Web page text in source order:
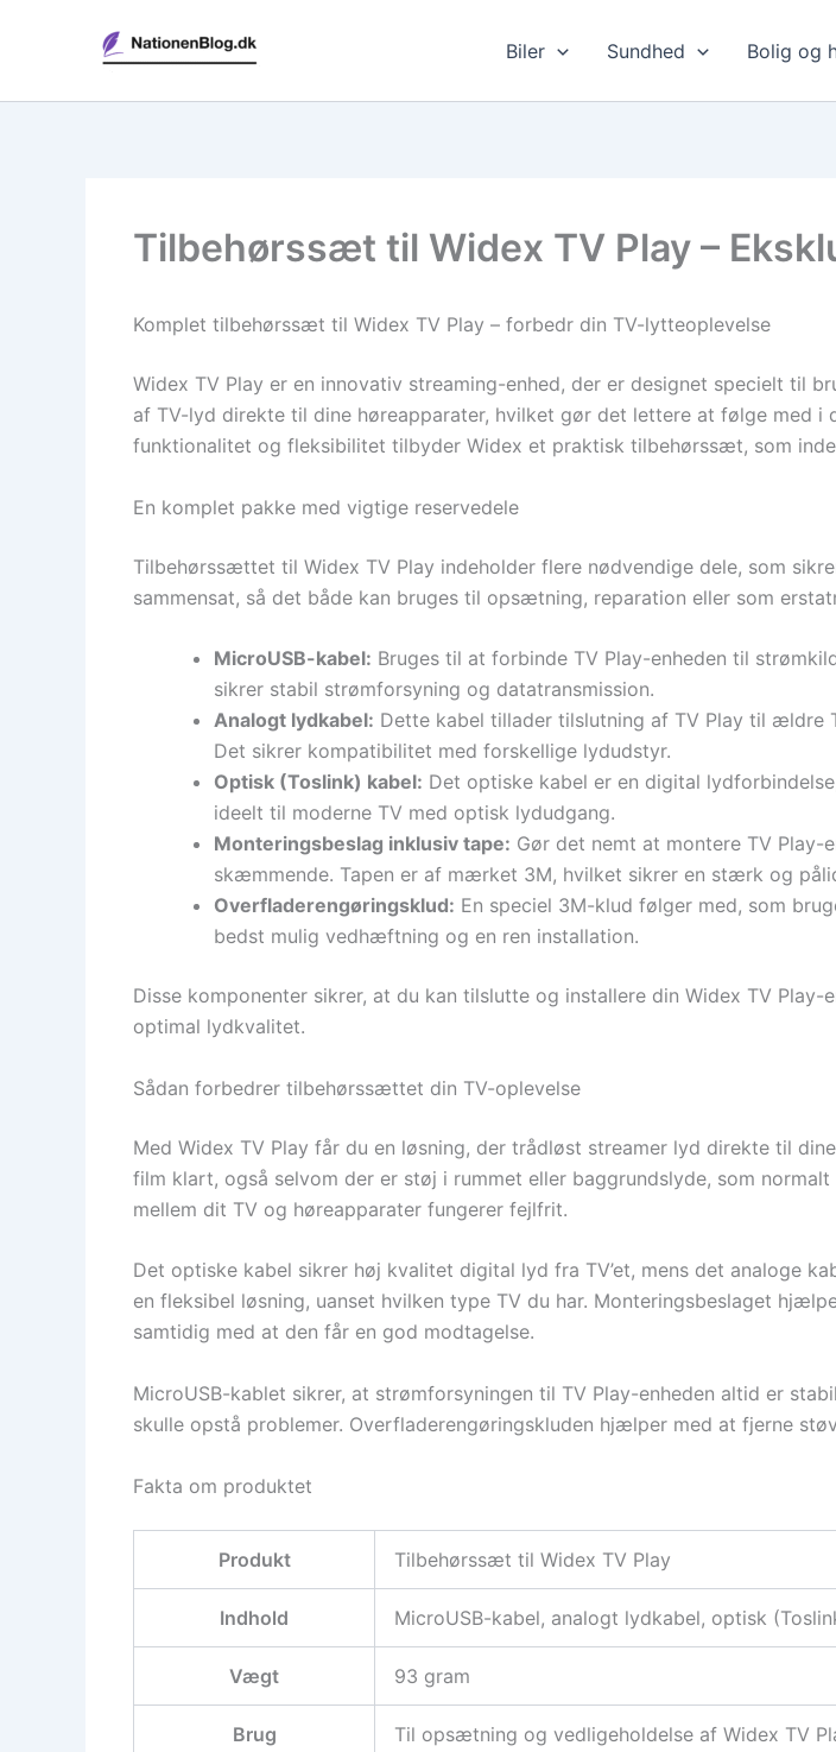
Biler Sundhed Bolig og
Tilbehørssæt til Widex TV Play –
Komplet tilbehørssæt til Widex TV Play – forbedr din TV-lytteoplevelse
Widex TV Play er en innovativ streaming-enhed, der er designet specielt til
af TV-lyd direkte til dine høreapparater, hvilket gør det lettere at følge med
funktionalitet og fleksibilitet tilbyder Widex et praktisk tilbehørssæt, som
En komplet pakke med vigtige reservedele
Tilbehørssættet til Widex TV Play indeholder flere nødvendige dele, som
sammensat, så det både kan bruges til opsætning, reparation eller som
MicroUSB-kabel: Bruges til at forbinde TV Play-enheden til
sikrer stabil strømforsyning og datatransmission.
Analogt lydkabel: Dette kabel tillader tilslutning af TV Play til ældre
Det sikrer kompatibilitet med forskellige lydudstyr.
Optisk (Toslink) kabel: Det optiske kabel er en digital
ideelt til moderne TV med optisk lydudgang.
Monteringsbeslag inklusiv tape: Gør det nemt at montere TV Play-
skæmmende. Tapen er af mærket 3M, hvilket sikrer en stærk og
Overfladerengøringsklud: En speciel 3M-klud følger med, som
bedst mulig vedhæftning og en ren installation.
Disse komponenter sikrer, at du kan tilslutte og installere din Widex TV
optimal lydkvalitet.
Sådan forbedrer tilbehørssættet din TV-oplevelse
Med Widex TV Play får du en løsning, der trådløst streamer lyd direkte til
film klart, også selvom der er støj i rummet eller baggrundslyde, som
mellem dit TV og høreapparater fungerer fejlfrit.
Det optiske kabel sikrer høj kvalitet digital lyd fra TV’et, mens det analoge
en fleksibel løsning, uanset hvilken type TV du har. Monteringsbeslaget
samtidig med at den får en god modtagelse.
MicroUSB-kablet sikrer, at strømforsyningen til TV Play-enheden altid er
skulle opstå problemer. Overfladerengøringskluden hjælper med at fjerne
Fakta om produktet
Produkt Tilbehørssæt til Widex TV Play
Indhold MicroUSB-kabel, analogt lydkabel, optisk
Vægt 93 gram
Brug Til opsætning og vedligeholdelse af Widex TV